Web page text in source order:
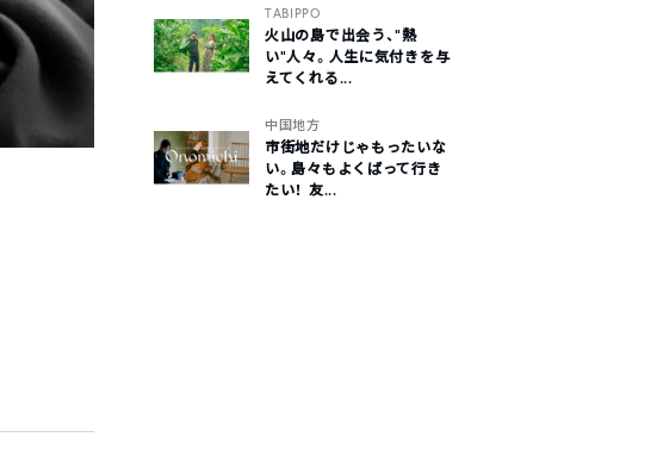
TABIPPO
火山の島で出会う、“熱
い“人々。人生に気付きを与
えてくれる...
中国地方
市街地だけじゃもったいな
い。島々もよくばって行き
たい！ 友...